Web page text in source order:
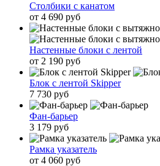
Столбики с канатом
от 4 690 руб
Настенные блоки с лентой
от 2 190 руб
Блок с лентой Skipper
7 730 руб
Фан-барьер
3 179 руб
Рамка указатель
от 4 060 руб